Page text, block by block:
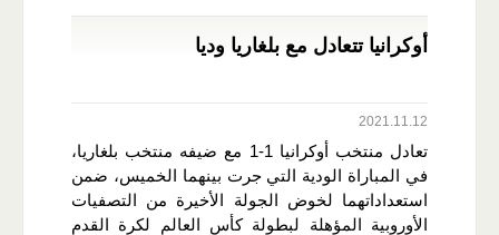
أوكرانيا تتعادل مع بلغاريا وديا
2021.11.12
تعادل منتخب أوكرانيا 1-1 مع ضيفه منتخب بلغاريا،
في المباراة الودية التي جرت بينهما الخميس، ضمن
استعداداتهما لخوض الجولة الأخيرة من التصفيات
الأوروبية المؤهلة لبطولة كأس العالم لكرة القدم